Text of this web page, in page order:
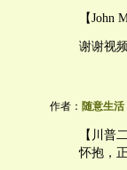
【John
谢谢视
作者： 随意生活
【川普
怀抱，